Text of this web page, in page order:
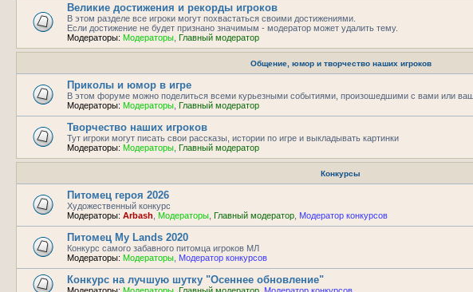
Великие достижения и рекорды игроков
В этом разделе все игроки могут похвастаться своими достижениями.
Если достижение не будет признано значимым - модератор может удалить тему.
Модераторы: Модераторы Главный модератор
Общение, юмор и творчество наших игроков
Приколы и юмор в игре
В этом форуме можно поделиться всеми курьезными событиями, произошедшими с вами или
Модераторы: Модераторы Главный модератор
Творчество наших игроков
Тут игроки могут писать свои рассказы, истории по игре и выкладывать картинки
Модераторы: Модераторы Главный модератор
Конкурсы
Питомец героя 2026
Художественный конкурс
Модераторы: Arbash Модераторы Главный модератор Модератор конкурсов
Питомец My Lands 2020
Конкурс самого забавного питомца игроков МЛ
Модераторы: Модераторы Модератор конкурсов
Конкурс на лучшую шутку "Осеннее обновление"
Модераторы: Модераторы Главный модератор Модератор конкурсов